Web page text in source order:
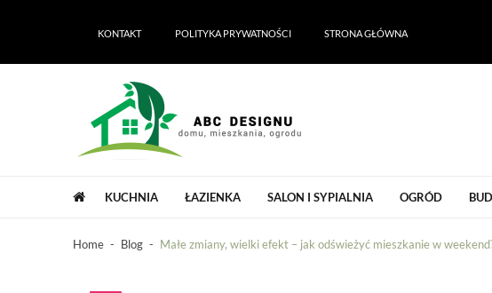
KONTAKT POLITYKA PRYWATNOŚCI STRONA GŁÓWNA
KUCHNIA ŁAZIENKA SALON I SYPIALNIA OGRÓD
Home Blog Małe zmiany, wielki efekt – jak odświeżyć mieszkanie w